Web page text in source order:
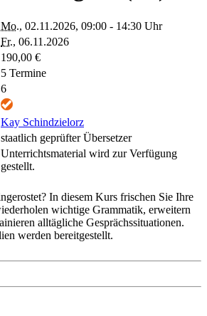
Mo., 02.11.2026, 09:00 - 14:30 Uhr
Fr., 06.11.2026
190,00 €
5 Termine
6
Kay Schindzielorz
staatlich geprüfter Übersetzer
Unterrichtsmaterial wird zur Verfügung
gestellt.
In diesem Kurs frischen Sie Ihre
wichtige Grammatik, erweitern
alltägliche Gesprächssituationen.
werden bereitgestellt.